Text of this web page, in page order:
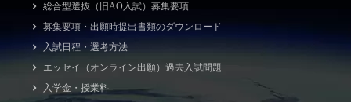
総合型選抜（旧AO入試）募集要項
募集要項・出願時提出書類のダウンロード
入試日程・選考方法
エッセイ（オンライン出願）過去入試問題
入学金・授業料